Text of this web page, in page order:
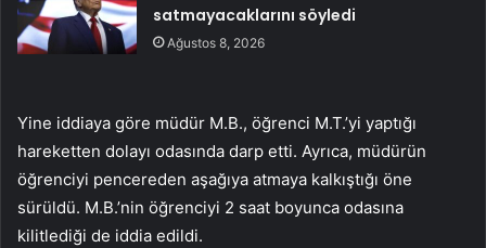
satmayacaklarını söyledi
Ağustos 8, 2026
Yine iddiaya göre müdür M.B., öğrenci M.T.’yi yaptığı
hareketten dolayı odasında darp etti. Ayrıca, müdürün
öğrenciyi pencereden aşağıya atmaya kalkıştığı öne
sürüldü. M.B.’nin öğrenciyi 2 saat boyunca odasına
kilitlediği de iddia edildi.